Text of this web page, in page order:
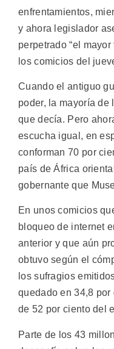
enfrentamientos,
y ahora legislador
perpetrado “el
los comicios del
Cuando el antiguo
poder, la mayoría
que decía. Pero
escucha igual, en
conforman 70 por
país de África
gobernante que
En unos comicios
bloqueo de internet
anterior y que aún
obtuvo según el
los sufragios
quedado en 34,8
de 52 por ciento del
Parte de los 43